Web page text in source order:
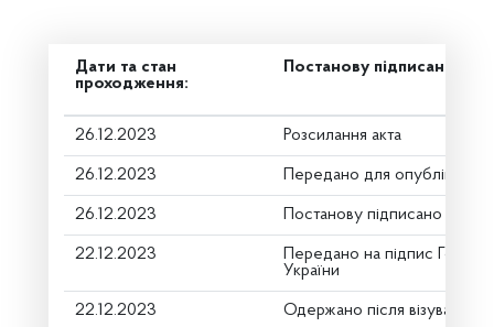
Дати та стан
проходження:
Постанову підписано
26.12.2023 Розсилання акта
26.12.2023 Передано для
26.12.2023 Постанову підписано
22.12.2023
Передано на підпис Голові
України
22.12.2023 Одержано після візування